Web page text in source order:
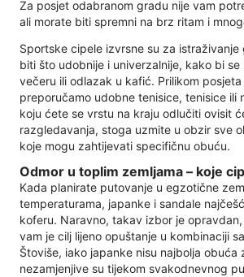
Za posjet odabranom gradu nije vam
ali morate biti spremni na brz ritam i
Sportske cipele izvrsne su za istraživanje
biti što udobnije i univerzalnije, kako bi se
večeru ili odlazak u kafić. Prilikom
preporučamo udobne tenisice, tenisice ili
koju ćete se vrstu na kraju odlučiti ovisit
razgledavanja, stoga uzmite u obzir sve
koje mogu zahtijevati specifičnu obuću.
Odmor u toplim zemljama – koje
Kada planirate putovanje u egzotične
temperaturama, japanke i sandale
koferu. Naravno, takav izbor je
vam je cilj lijeno opuštanje u kombinaciji
Štoviše, iako japanke nisu najbolja obuća
nezamjenjive su tijekom svakodnevnog